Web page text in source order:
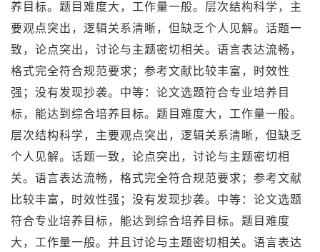
养目标。题目难度大，工作量一般。层次结构科学，主
要观点突出，逻辑关系清晰，但缺乏个人见解。话题一
致，论点突出，讨论与主题密切相关。语言表达流畅，
格式完全符合规范要求；参考文献比较丰富，时效性
强；没有发现抄袭。中等：论文选题符合专业培养目
标，能达到综合培养目标。题目难度大，工作量一般。
层次结构科学，主要观点突出，逻辑关系清晰，但缺乏
个人见解。话题一致，论点突出，讨论与主题密切相
关。语言表达流畅，格式完全符合规范要求；参考文献
比较丰富，时效性强；没有发现抄袭。中等：论文选题
符合专业培养目标，能达到综合培养目标。题目难度
大，工作量一般。并且讨论与主题密切相关。语言表达